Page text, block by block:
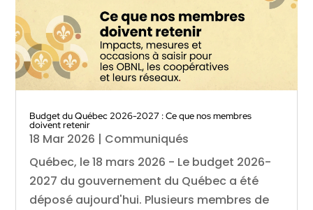
Budget du Québec 2026-2027 : Ce que nos membres
doivent retenir
18 Mar 2026 | Communiqués
Québec, le 18 mars 2026 - Le budget 2026-
2027 du gouvernement du Québec a été
déposé aujourd'hui. Plusieurs membres de